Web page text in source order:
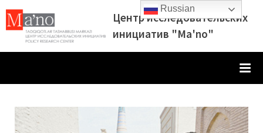
Skip
to
content
Центр исследовательских
инициатив "Ma'no"
Russian